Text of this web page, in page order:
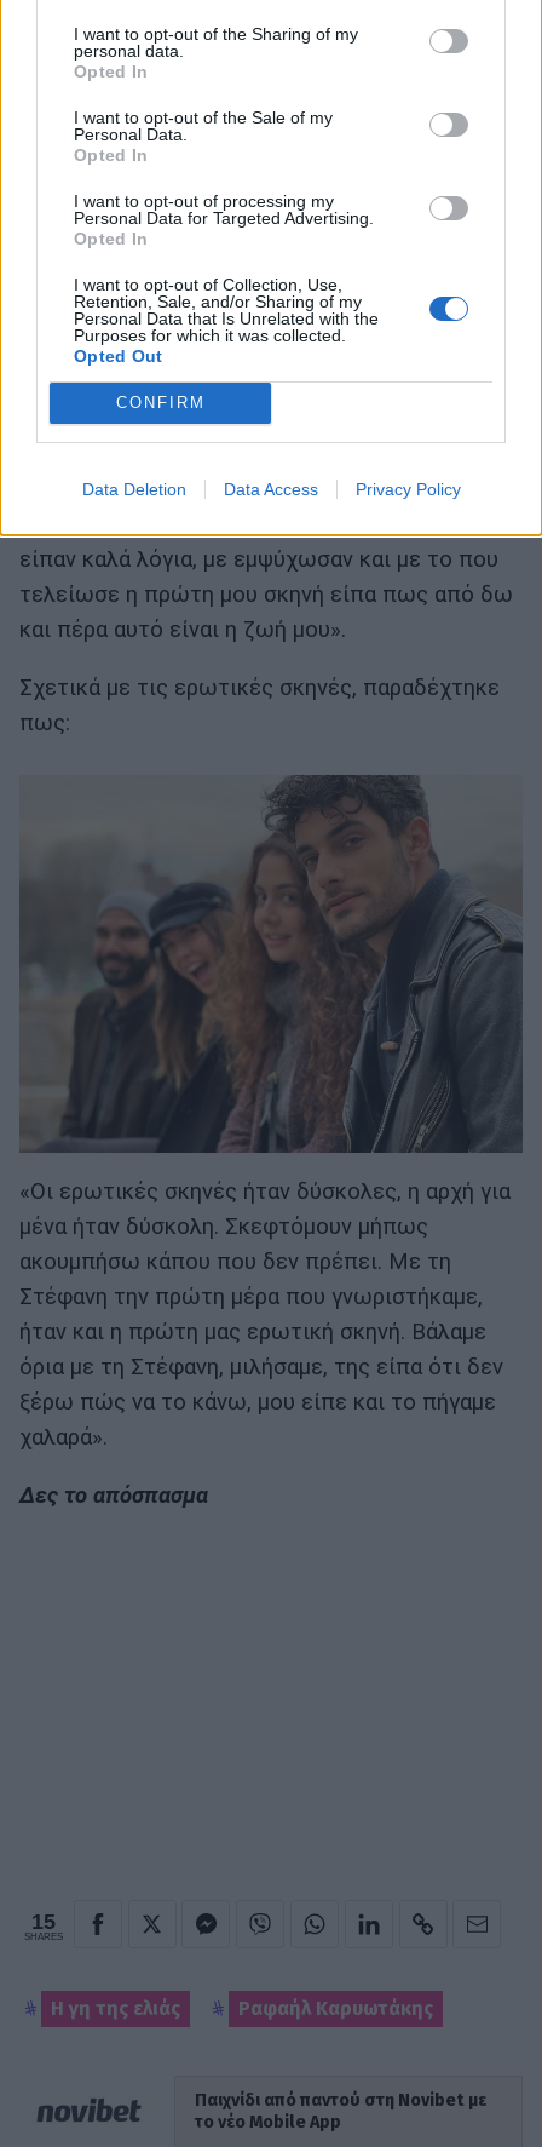
I want to opt-out of the Sharing of my
personal data.
Opted In
I want to opt-out of the Sale of my
Personal Data.
Opted In
I want to opt-out of processing my
Personal Data for Targeted Advertising.
Opted In
I want to opt-out of Collection, Use,
Retention, Sale, and/or Sharing of my
Personal Data that Is Unrelated with the
Purposes for which it was collected.
Opted Out
CONFIRM
Data Deletion Data Access Privacy Policy
«Ήμουν αρκετά έτοιμος με την κάμερα και δεν
είχα το συνηθισμένο του να φρικάρω επειδή
υπάρχει μια κάμερα εκεί πέρα. Δεν φρίκαρα
ιδιαίτερα αλλά οι πρώτες μου σκηνές ήταν με
τον Τάσο Ιορδανίδη και τον Πασχάλη Τσαρούχα,
πάω στο σετ ολοκαίνουργιος και φρέσκος
χωρίς να έχω ξαναπεί ατάκα στη ζωή μου.
καλά» λέω και δεν με έκαναν ούτε στο τόσο να
είπαν καλά λόγια, με εμψύχωσαν και με το που
τελείωσε η πρώτη μου σκηνή είπα πως από δω
και πέρα αυτό είναι η ζωή μου».
Σχετικά με τις ερωτικές σκηνές, παραδέχτηκε
πως:
«Οι ερωτικές σκηνές ήταν δύσκολες, η αρχή για
μένα ήταν δύσκολη. Σκεφτόμουν μήπως
ακουμπήσω κάπου που δεν πρέπει. Με τη
Στέφανη την πρώτη μέρα που γνωριστήκαμε,
ήταν και η πρώτη μας ερωτική σκηνή. Βάλαμε
όρια με τη Στέφανη, μιλήσαμε, της είπα ότι δεν
ξέρω πώς να το κάνω, μου είπε και το πήγαμε
χαλαρά».
Δες το απόσπασμα
15
SHARES
Η γη της ελιάς Ραφαήλ Καρυωτάκης
Παιχνίδι από παντού στη Novibet με
το νέο Mobile App